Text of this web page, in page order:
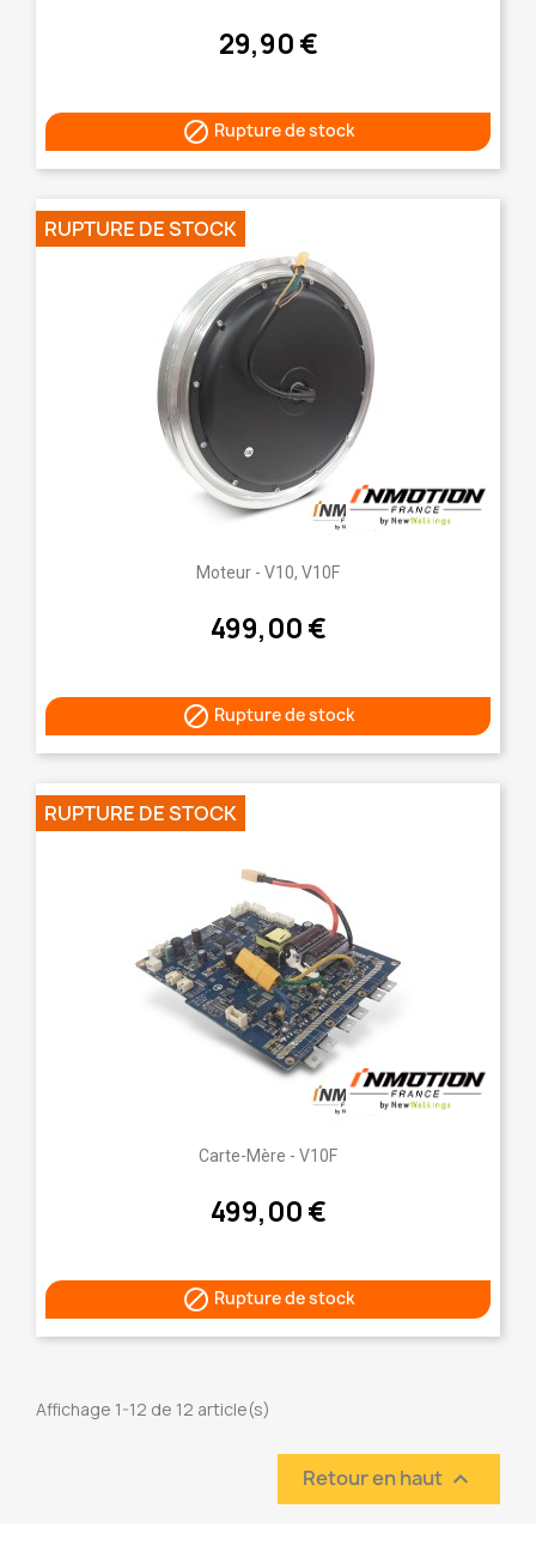
29,90 €
 Rupture de stock
Moteur - V10, V10F
499,00 €
 Rupture de stock
RUPTURE DE STOCK
Carte-Mère - V10F
499,00 €
 Rupture de stock
RUPTURE DE STOCK
Affichage 1-12 de 12 article(s)
Retour en haut 